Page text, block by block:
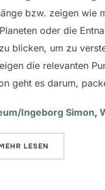
bzw. zeigen
oder die
blicken, um zu
die relevanten
geht es darum,
Ingeborg Simon,
ÜBER „FILMEN FÜR
LESEN